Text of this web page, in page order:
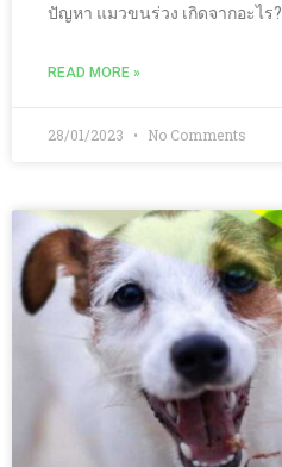
ปัญหา แมวขนร่วง เกิดจากอะไร?
READ MORE »
28/01/2023 No Comments